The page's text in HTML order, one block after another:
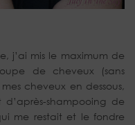
j’ai mis le maximum de
de cheveux (sans
cheveux en dessous,
shampooing de
me restait et le fondre